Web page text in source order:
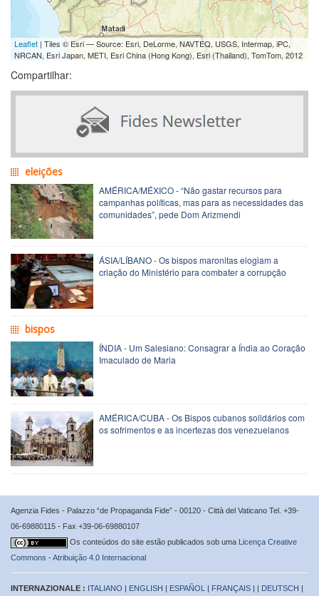
Leaflet | Tiles © Esri — Source: Esri, DeLorme, NAVTEQ, USGS, Intermap, iPC,
NRCAN, Esri Japan, METI, Esri China (Hong Kong), Esri (Thailand), TomTom, 2012
Compartilhar:
eleições
AMÉRICA/MÉXICO - “Não gastar recursos para
campanhas políticas, mas para as necessidades das
comunidades”, pede Dom Arizmendi
ÁSIA/LÍBANO - Os bispos maronitas elogiam a
criação do Ministério para combater a corrupção
bispos
ÍNDIA - Um Salesiano: Consagrar a Índia ao Coração
Imaculado de Maria
AMÉRICA/CUBA - Os Bispos cubanos solidários com
os sofrimentos e as incertezas dos venezuelanos
Agenzia Fides - Palazzo “de Propaganda Fide” - 00120 - Città del Vaticano Tel. +39-
06-69880115 - Fax +39-06-69880107
Os conteúdos do site estão publicados sob uma Licença Creative
Commons - Atribuição 4.0 Internacional
INTERNAZIONALE : ITALIANO | ENGLISH | ESPAÑOL | FRANÇAIS | | DEUTSCH |